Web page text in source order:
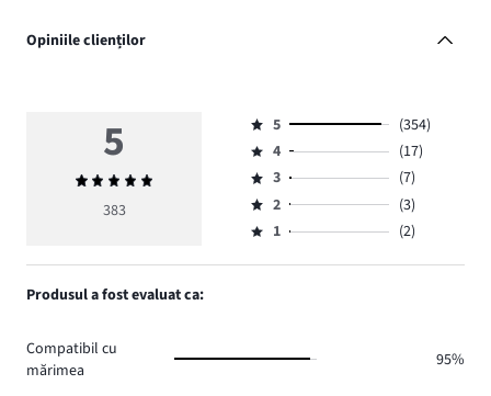
Opiniile clienților
5
Evaluarea
medie
383
Evaluare
5,
numărul
de
voturi
354.
5
(354)
Evaluare
4,
numărul
de
17.
4
(17)
Evaluare
3,
numărul
3
(7)
Evaluare
2,
2
(3)
Evaluare
1,
1 (2)
Produsul a fost evaluat ca:
Compatibil cu
mărimea
95%